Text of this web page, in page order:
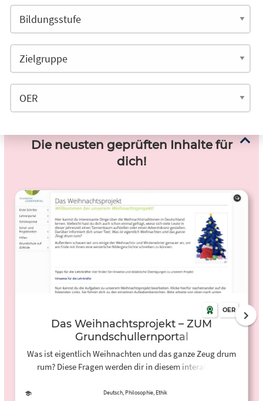
Die neusten geprüften Inhalte für
dich!
OER
Das Weihnachtsprojekt – ZUM
Grundschullernportal
Was ist eigentlich Weihnachten und das ganze Zeug drum
rum? Diese Fragen werden dir in diesem interaktiven
Deutsch, Philosophie, Ethik